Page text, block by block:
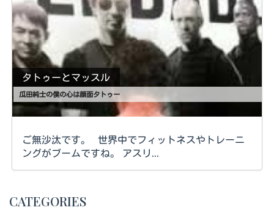
タトゥーとマッスル
瓜田純士の僕の心は顔面タトゥー
ご無沙汰です。 世界中でフィットネスやトレーニ
ングがブームですね。 アスリ...
CATEGORIES